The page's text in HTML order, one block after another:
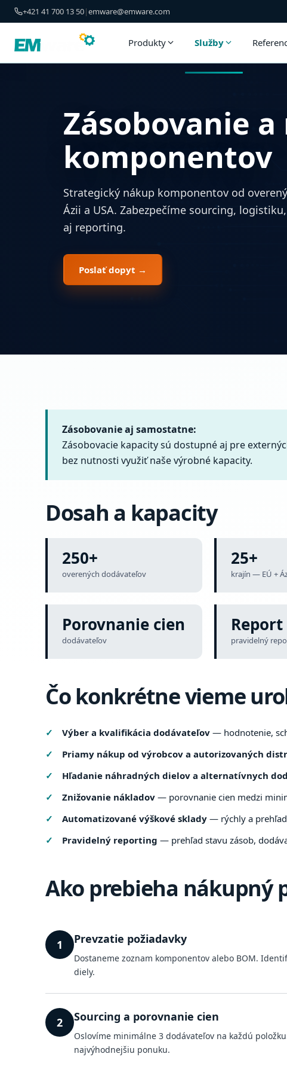
+421 41 700 13 50|emware@emware.com
Produkty Služby
Zásobovanie
komponentov
Strategický nákup komponentov od
Ázii a USA. Zabezpečíme sourcing,
aj reporting.
Poslať dopyt →
Zásobovanie aj samostatne:
Zásobovacie kapacity sú dostupné aj pre
bez nutnosti využiť naše výrobné kapacity.
Dosah a kapacity
250+
overených dodávateľov
25+
krajín — EÚ +
Porovnanie cien
dodávateľov
Report
pravidelný
Čo konkrétne vieme
Výber a kvalifikácia dodávateľov — hodnotenie,
Priamy nákup od výrobcov a autorizovaných
Hľadanie náhradných dielov a alternatívnych
Znižovanie nákladov — porovnanie cien medzi
Automatizované výškové sklady — rýchly a
Pravidelný reporting — prehľad stavu zásob,
Ako prebieha nákupný
1 Prevzatie požiadavky
Dostaneme zoznam komponentov alebo BOM.
diely.
2 Sourcing a porovnanie cien
Oslovíme minimálne 3 dodávateľov na každú
najvýhodnejšiu ponuku.